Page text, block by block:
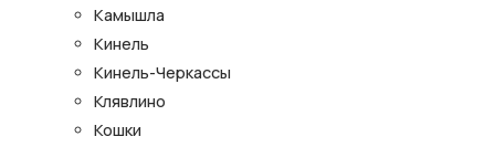
Камышла
Кинель
Кинель-Черкассы
Клявлино
Кошки